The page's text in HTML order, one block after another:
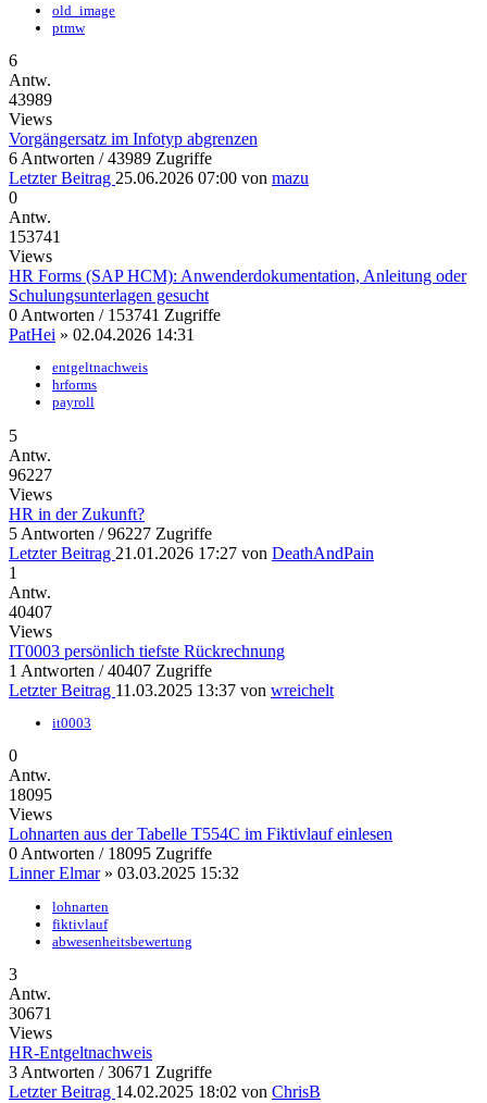
old_image
ptmw
6
Antw.
43989
Views
Vorgängersatz im Infotyp abgrenzen
6 Antworten / 43989 Zugriffe
Letzter Beitrag 25.06.2026 07:00 von mazu
0
Antw.
153741
Views
HR Forms (SAP HCM): Anwenderdokumentation, Anleitung oder
Schulungsunterlagen gesucht
0 Antworten / 153741 Zugriffe
PatHei » 02.04.2026 14:31
entgeltnachweis
hrforms
payroll
5
Antw.
96227
Views
HR in der Zukunft?
5 Antworten / 96227 Zugriffe
Letzter Beitrag 21.01.2026 17:27 von DeathAndPain
1
Antw.
40407
Views
IT0003 persönlich tiefste Rückrechnung
1 Antworten / 40407 Zugriffe
Letzter Beitrag 11.03.2025 13:37 von wreichelt
it0003
0
Antw.
18095
Views
Lohnarten aus der Tabelle T554C im Fiktivlauf einlesen
0 Antworten / 18095 Zugriffe
Linner Elmar» 03.03.2025 15:32
lohnarten
fiktivlauf
abwesenheitsbewertung
3
Antw.
30671
Views
HR-Entgeltnachweis
3 Antworten / 30671 Zugriffe
Letzter Beitrag 14.02.2025 18:02 von ChrisB